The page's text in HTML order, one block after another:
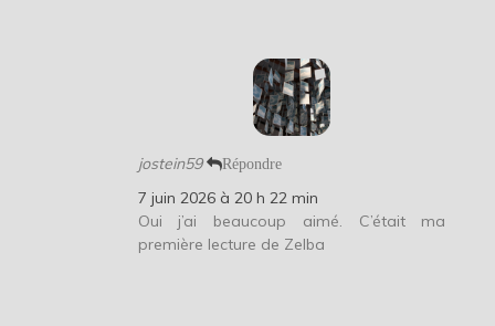
jostein59 Répondre
7 juin 2026 à 20 h 22 min
Oui j’ai beaucoup aimé. C’était ma
première lecture de Zelba